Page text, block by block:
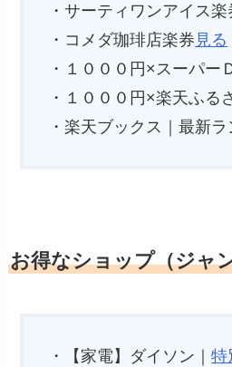
・サーティワンアイス楽
・コメダ珈琲店楽券 見る
・１０００円×スーパー
・１０００円×楽天ふる
・楽天ブックス｜最新
お得なショップ（ジャ
・【家電】ダイソン｜特